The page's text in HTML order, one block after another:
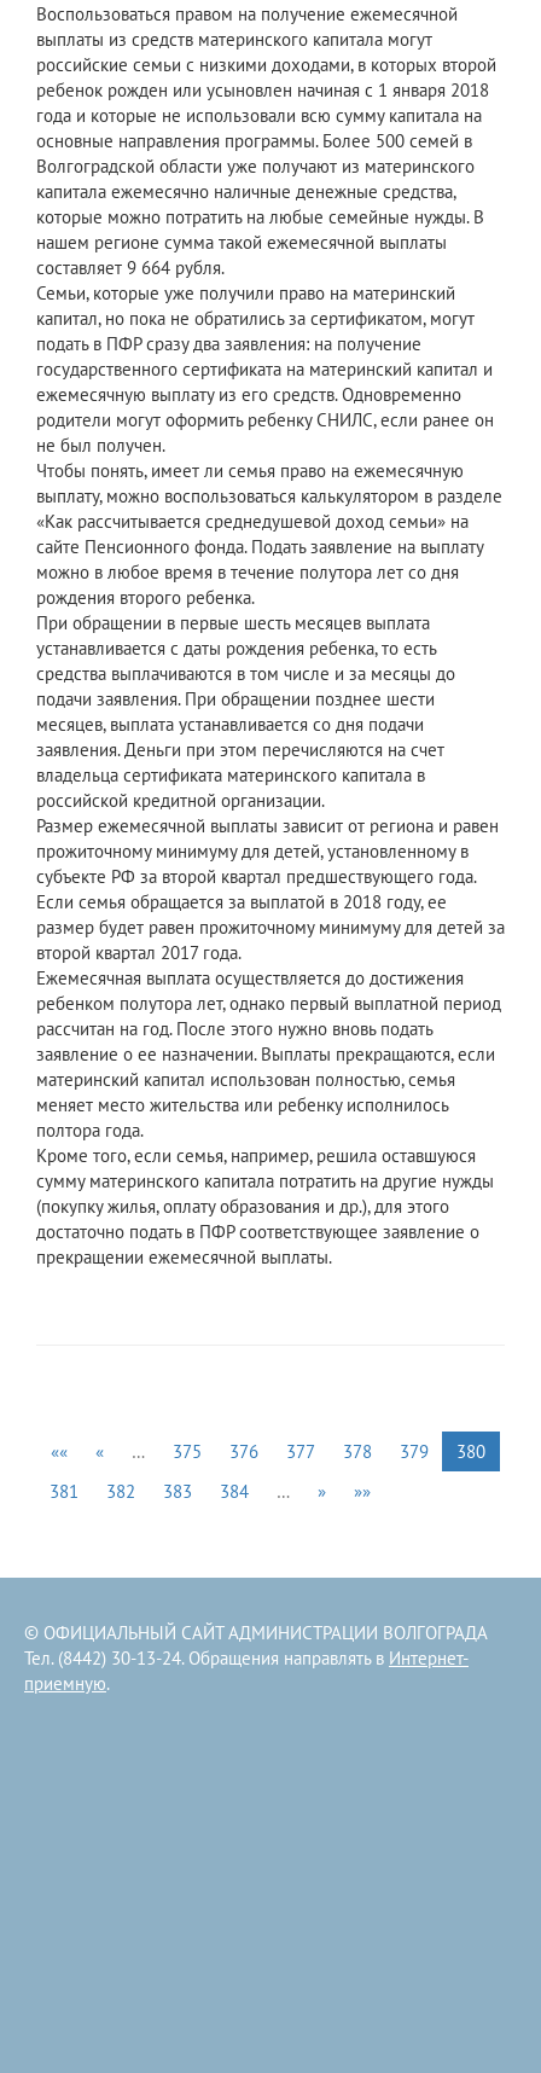
Воспользоваться правом на получение ежемесячной
выплаты из средств материнского капитала могут
российские семьи с низкими доходами, в которых второй
ребенок рожден или усыновлен начиная с 1 января 2018
года и которые не использовали всю сумму капитала на
основные направления программы. Более 500 семей в
Волгоградской области уже получают из материнского
капитала ежемесячно наличные денежные средства,
которые можно потратить на любые семейные нужды. В
нашем регионе сумма такой ежемесячной выплаты
составляет 9 664 рубля.
Семьи, которые уже получили право на материнский
капитал, но пока не обратились за сертификатом, могут
подать в ПФР сразу два заявления: на получение
государственного сертификата на материнский капитал и
ежемесячную выплату из его средств. Одновременно
родители могут оформить ребенку СНИЛС, если ранее он
не был получен.
Чтобы понять, имеет ли семья право на ежемесячную
выплату, можно воспользоваться калькулятором в разделе
«Как рассчитывается среднедушевой доход семьи» на
сайте Пенсионного фонда. Подать заявление на выплату
можно в любое время в течение полутора лет со дня
рождения второго ребенка.
При обращении в первые шесть месяцев выплата
устанавливается с даты рождения ребенка, то есть
средства выплачиваются в том числе и за месяцы до
подачи заявления. При обращении позднее шести
месяцев, выплата устанавливается со дня подачи
заявления. Деньги при этом перечисляются на счет
владельца сертификата материнского капитала в
российской кредитной организации.
Размер ежемесячной выплаты зависит от региона и равен
прожиточному минимуму для детей, установленному в
субъекте РФ за второй квартал предшествующего года.
Если семья обращается за выплатой в 2018 году, ее
размер будет равен прожиточному минимуму для детей за
второй квартал 2017 года.
Ежемесячная выплата осуществляется до достижения
ребенком полутора лет, однако первый выплатной период
рассчитан на год. После этого нужно вновь подать
заявление о ее назначении. Выплаты прекращаются, если
материнский капитал использован полностью, семья
меняет место жительства или ребенку исполнилось
полтора года.
Кроме того, если семья, например, решила оставшуюся
сумму материнского капитала потратить на другие нужды
(покупку жилья, оплату образования и др.), для этого
достаточно подать в ПФР соответствующее заявление о
прекращении ежемесячной выплаты.
«« « … 375 376 377 378 379
380
381
382 383 384 … » »»
© ОФИЦИАЛЬНЫЙ САЙТ АДМИНИСТРАЦИИ ВОЛГОГРАДА
Тел. (8442) 30-13-24. Обращения направлять в Интернет-
приемную.